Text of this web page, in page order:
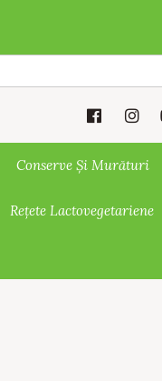
Conserve Și Murături
Rețete Lactovegetariene